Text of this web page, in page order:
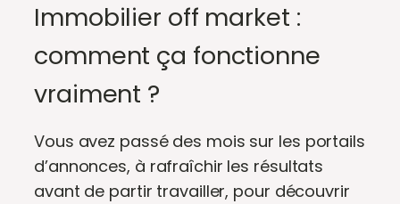
Immobilier off market :
comment ça fonctionne
vraiment ?
Vous avez passé des mois sur les portails
d’annonces, à rafraîchir les résultats
avant de partir travailler, pour découvrir